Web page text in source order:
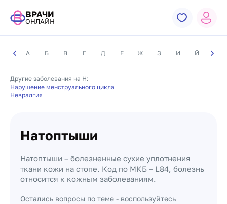
ВРАЧИ
ОНЛАЙН
А Б В Г Д Е Ж З И Й К
Другие заболевания на Н:
Нарушение менструального цикла
Невралгия
Натоптыши
Натоптыши – болезненные сухие уплотнения
ткани кожи на стопе. Код по МКБ – L84, болезнь
относится к кожным заболеваниям.
Остались вопросы по теме - воспользуйтесь